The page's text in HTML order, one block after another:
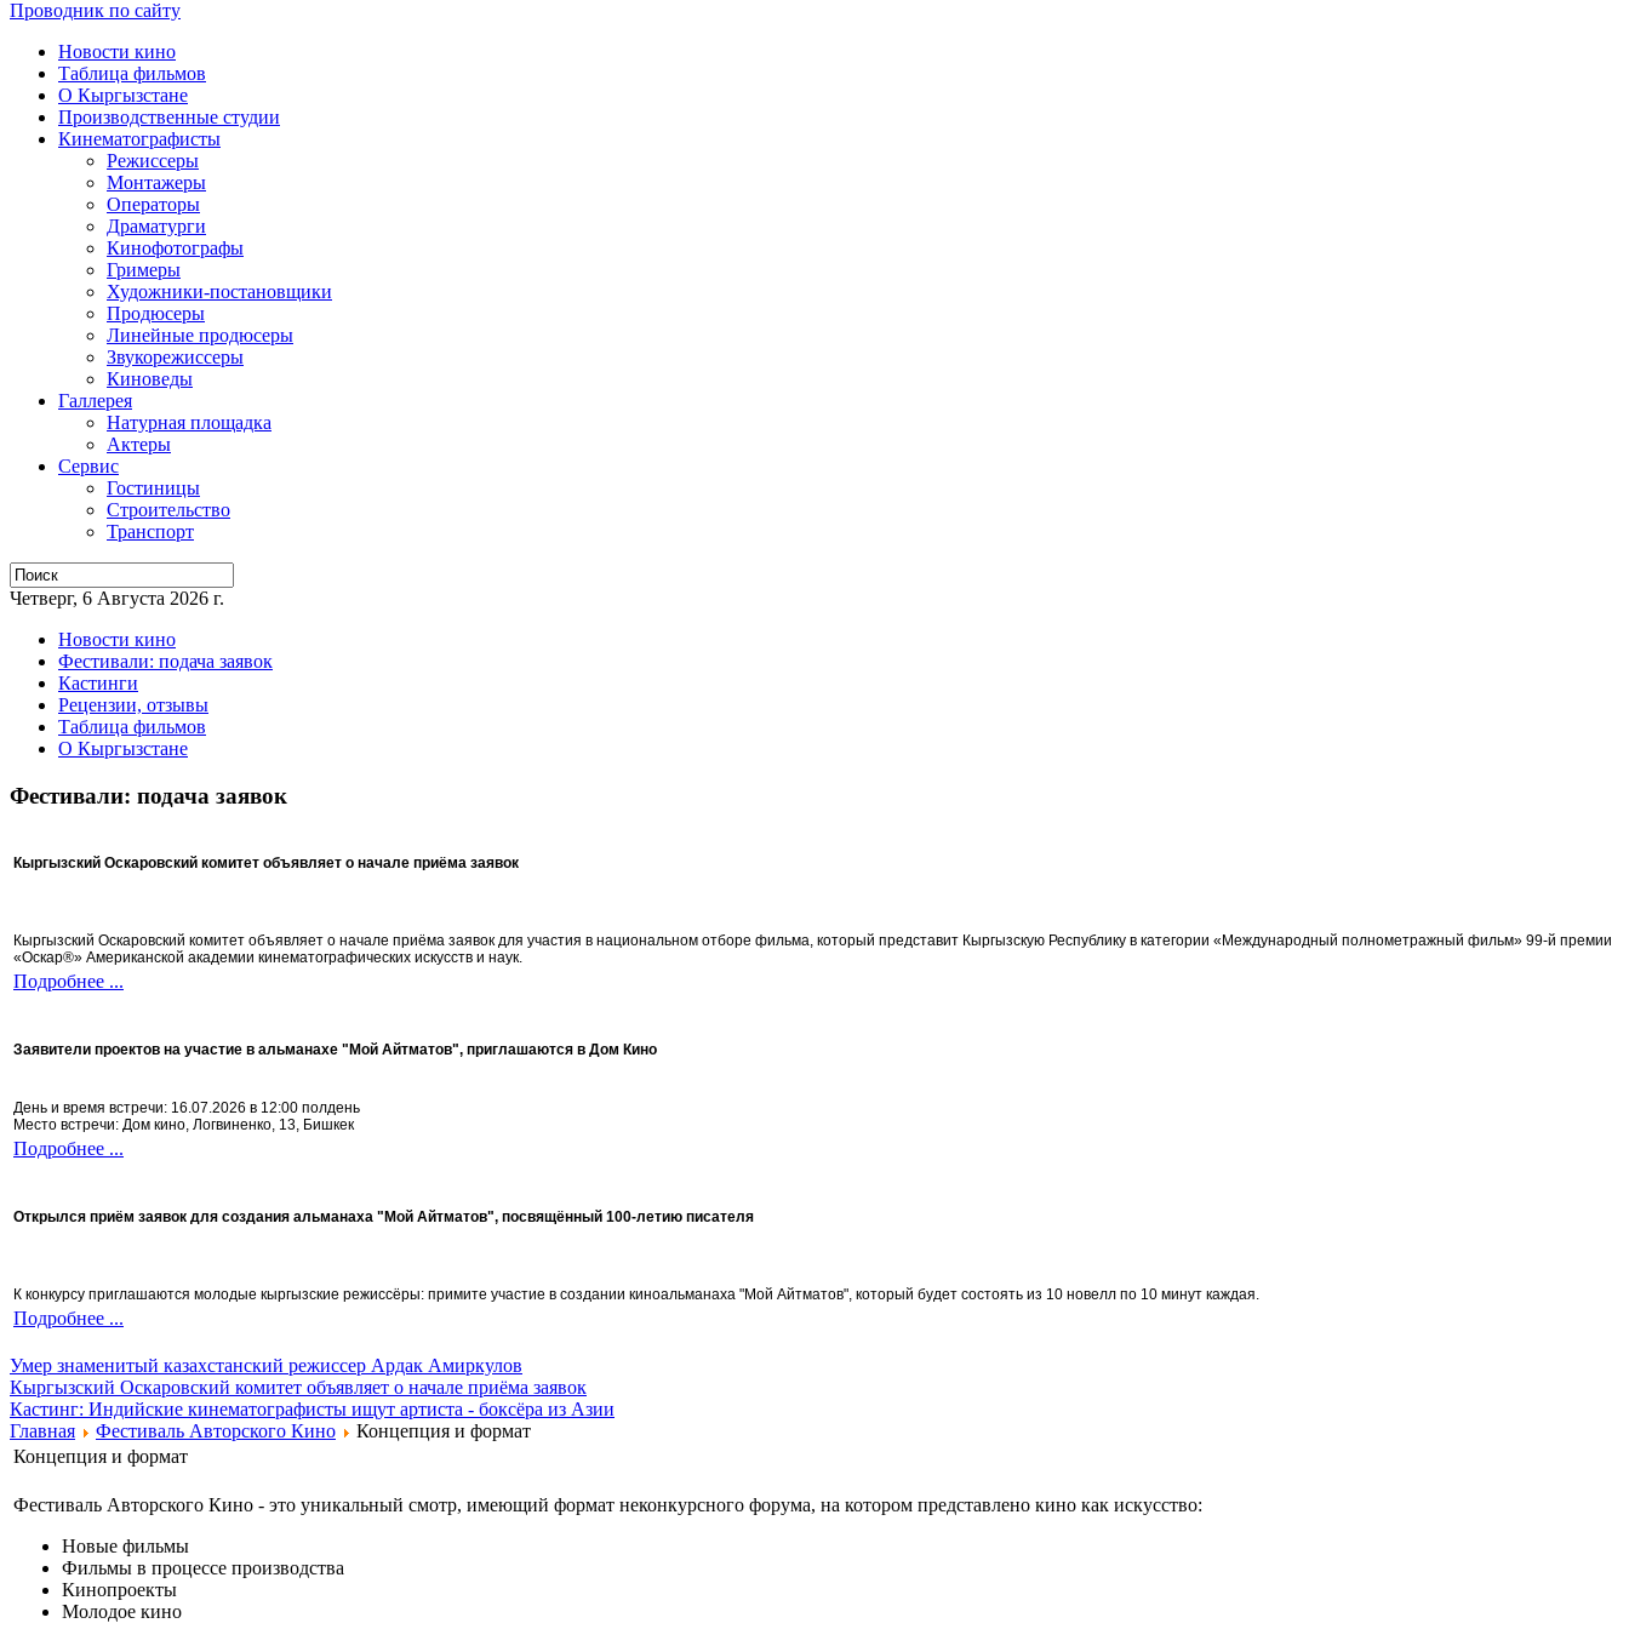
Проводник по сайту
Новости кино
Таблица фильмов
О Кыргызстане
Производственные студии
Кинематографисты
Режиссеры
Монтажеры
Операторы
Драматурги
Кинофотографы
Гримеры
Художники-постановщики
Продюсеры
Линейные продюсеры
Звукорежиссеры
Киноведы
Галлерея
Натурная площадка
Актеры
Сервис
Гостиницы
Строительство
Транспорт
Четверг, 6 Августа 2026 г.
Новости кино
Фестивали: подача заявок
Кастинги
Рецензии, отзывы
Таблица фильмов
О Кыргызстане
Фестивали: подача заявок
Кыргызский Оскаровский комитет объявляет о начале приёма заявок
Кыргызский Оскаровский комитет объявляет о начале приёма заявок для участия в национальном отборе фильма, который представит Кыргызскую Республику в категории «Международный полнометражный фильм» 99-й премии
«Оскар®» Американской академии кинематографических искусств и наук.
Подробнее ...
Заявители проектов на участие в альманахе "Мой Айтматов", приглашаются в Дом Кино
День и время встречи: 16.07.2026 в 12:00 полдень
Место встречи: Дом кино, Логвиненко, 13, Бишкек
Подробнее ...
Открылся приём заявок для создания альманаха "Мой Айтматов", посвящённый 100-летию писателя
К конкурсу приглашаются молодые кыргызские режиссёры: примите участие в создании киноальманаха "Мой Айтматов", который будет состоять из 10 новелл по 10 минут каждая.
Подробнее ...
Умер знаменитый казахстанский режиссер Ардак Амиркулов
Кыргызский Оскаровский комитет объявляет о начале приёма заявок
Кастинг: Индийские кинематографисты ищут артиста - боксёра из Азии
Главная
Фестиваль Авторского Кино
Концепция и формат
Концепция и формат
Фестиваль Авторского Кино - это уникальный смотр, имеющий формат неконкурсного форума, на котором представлено кино как искусство:
Новые фильмы
Фильмы в процессе производства
Кинопроекты
Молодое кино